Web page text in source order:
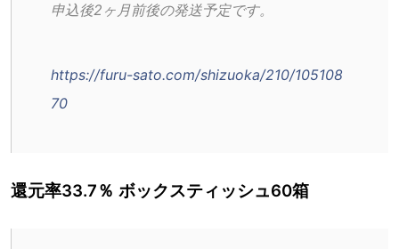
申込後2ヶ月前後の発送予定です。
https://furu-sato.com/shizuoka/210/105108
70
還元率33.7％ ボックスティッシュ60箱